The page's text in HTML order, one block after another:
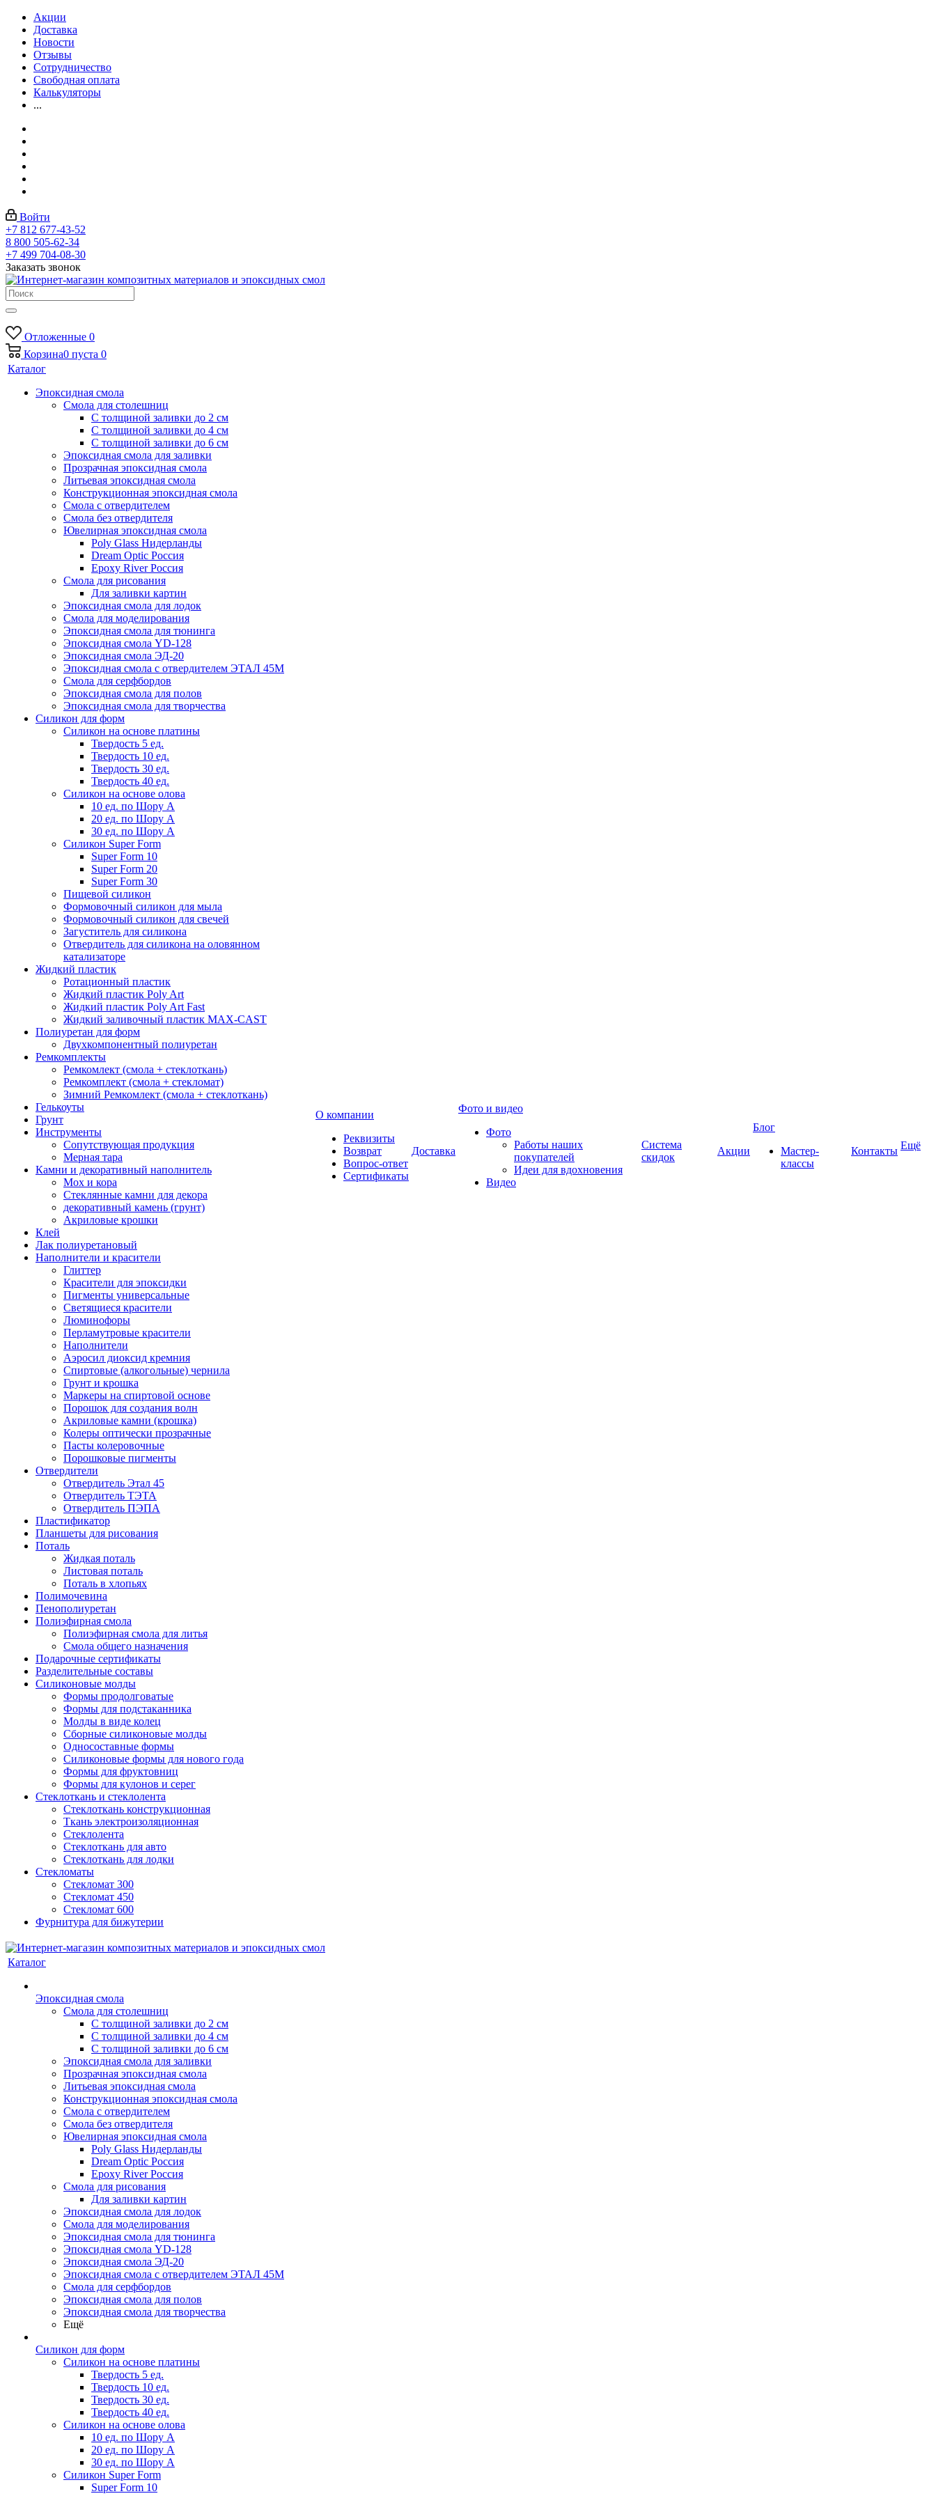
Акции
Доставка
Новости
Отзывы
Сотрудничество
Свободная оплата
Калькуляторы
...
Войти
+7 812 677-43-52
8 800 505-62-34
+7 499 704-08-30
Заказать звонок
Отложенные 0
Корзина0 пуста 0
Каталог
Эпоксидная смола
Смола для столешниц
С толщиной заливки до 2 см
С толщиной заливки до 4 см
С толщиной заливки до 6 см
Эпоксидная смола для заливки
Прозрачная эпоксидная смола
Литьевая эпоксидная смола
Конструкционная эпоксидная смола
Смола с отвердителем
Смола без отвердителя
Ювелирная эпоксидная смола
Poly Glass Нидерланды
Dream Optic Россия
Epoxy River Россия
Смола для рисования
Для заливки картин
Эпоксидная смола для лодок
Смола для моделирования
Эпоксидная смола для тюнинга
Эпоксидная смола YD-128
Эпоксидная смола ЭД-20
Эпоксидная смола с отвердителем ЭТАЛ 45М
Смола для серфбордов
Эпоксидная смола для полов
Эпоксидная смола для творчества
Силикон для форм
Силикон на основе платины
Твердость 5 ед.
Твердость 10 ед.
Твердость 30 ед.
Твердость 40 ед.
Силикон на основе олова
10 ед. по Шору А
20 ед. по Шору А
30 ед. по Шору А
Силикон Super Form
Super Form 10
Super Form 20
Super Form 30
Пищевой силикон
Формовочный силикон для мыла
Формовочный силикон для свечей
Загуститель для силикона
Отвердитель для силикона на оловянном
катализаторе
Жидкий пластик
Ротационный пластик
Жидкий пластик Poly Art
Жидкий пластик Poly Art Fast
Жидкий заливочный пластик MAX-CAST
Полиуретан для форм
Двухкомпонентный полиуретан
Ремкомплекты
Ремкомлект (смола + стеклоткань)
Ремкомплект (смола + стекломат)
Зимний Ремкомлект (смола + стеклоткань)
Гелькоуты
Грунт
Инструменты
Сопутствующая продукция
Мерная тара
Камни и декоративный наполнитель
Мох и кора
Стеклянные камни для декора
декоративный камень (грунт)
Акриловые крошки
Клей
Лак полиуретановый
Наполнители и красители
Глиттер
Красители для эпоксидки
Пигменты универсальные
Светящиеся красители
Люминофоры
Перламутровые красители
Наполнители
Аэросил диоксид кремния
Спиртовые (алкогольные) чернила
Грунт и крошка
Маркеры на спиртовой основе
Порошок для создания волн
Акриловые камни (крошка)
Колеры оптически прозрачные
Пасты колеровочные
Порошковые пигменты
Отвердители
Отвердитель Этал 45
Отвердитель ТЭТА
Отвердитель ПЭПА
Пластификатор
Планшеты для рисования
Поталь
Жидкая поталь
Листовая поталь
Поталь в хлопьях
Полимочевина
Пенополиуретан
Полиэфирная смола
Полиэфирная смола для литья
Смола общего назначения
Подарочные сертификаты
Разделительные составы
Силиконовые молды
Формы продолговатые
Формы для подстаканника
Молды в виде колец
Сборные силиконовые молды
Односоставные формы
Силиконовые формы для нового года
Формы для фруктовниц
Формы для кулонов и серег
Стеклоткань и стеклолента
Стеклоткань конструкционная
Ткань электроизоляционная
Стеклолента
Стеклоткань для авто
Стеклоткань для лодки
Стекломаты
Стекломат 300
Стекломат 450
Стекломат 600
Фурнитура для бижутерии
О компании
Реквизиты
Возврат
Вопрос-ответ
Сертификаты
Доставка
Фото и видео
Фото
Работы наших
покупателей
Идеи для вдохновения
Видео
Система
скидок
Акции
Блог
Мастер-
классы
Контакты Ещё
Каталог
Эпоксидная смола
Смола для столешниц
С толщиной заливки до 2 см
С толщиной заливки до 4 см
С толщиной заливки до 6 см
Эпоксидная смола для заливки
Прозрачная эпоксидная смола
Литьевая эпоксидная смола
Конструкционная эпоксидная смола
Смола с отвердителем
Смола без отвердителя
Ювелирная эпоксидная смола
Poly Glass Нидерланды
Dream Optic Россия
Epoxy River Россия
Смола для рисования
Для заливки картин
Эпоксидная смола для лодок
Смола для моделирования
Эпоксидная смола для тюнинга
Эпоксидная смола YD-128
Эпоксидная смола ЭД-20
Эпоксидная смола с отвердителем ЭТАЛ 45М
Смола для серфбордов
Эпоксидная смола для полов
Эпоксидная смола для творчества
Ещё
Силикон для форм
Силикон на основе платины
Твердость 5 ед.
Твердость 10 ед.
Твердость 30 ед.
Твердость 40 ед.
Силикон на основе олова
10 ед. по Шору А
20 ед. по Шору А
30 ед. по Шору А
Силикон Super Form
Super Form 10